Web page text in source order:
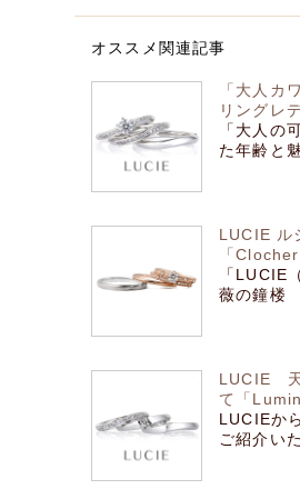
オススメ関連記事
「大人カ
リングレ
「大人の
た年齢と
LUCIE ル
「
「LUCIE
薇の鐘楼
LUCIE 天
て「
LUCIEか
ご紹介い